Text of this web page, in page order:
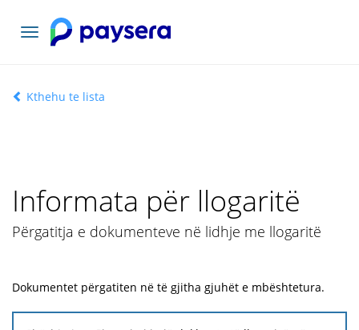
Navigacioni
toggle
Kthehu te lista
Informata për llogaritë
Përgatitja e dokumenteve në lidhje me llogaritë
Dokumentet përgatiten në të gjitha gjuhët e mbështetura.